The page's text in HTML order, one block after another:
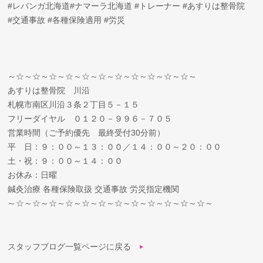
#レバンガ北海道#ナマーラ北海道 #トレーナー #あすりは整骨院
#交通事故 #各種保険適用 #労災
～☆～☆～☆～☆～☆～☆～☆～☆～☆～☆～☆～
あすりは整骨院 川沿
札幌市南区川沿３条２丁目５－１５
フリーダイヤル ０１２０－９９６－７０５
営業時間（ご予約優先 最終受付30分前）
平 日：９：００～１３：００／１４：００～２０：００
土・祝：９：００～１４：００
お休み：日曜
鍼灸治療 各種保険取扱 交通事故 労災指定機関
～☆～☆～☆～☆～☆～☆～☆～☆～☆～☆～☆～☆～
スタッフブログ一覧ページに戻る